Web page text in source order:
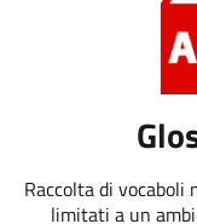
Raccolta di vocaboli
limitati a un